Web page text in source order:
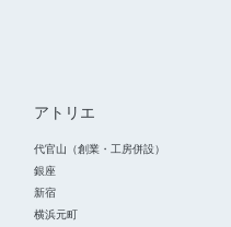
アトリエ
代官山（創業・工房併設）
銀座
新宿
横浜元町